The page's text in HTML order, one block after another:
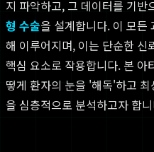
지 파악하고, 그 데이터를 기반
형 수술을 설계합니다. 이 모든
해 이루어지며, 이는 단순한 신
핵심 요소로 작용합니다. 본 아
떻게 환자의 눈을 '해독'하고
을 심층적으로 분석하고자 합